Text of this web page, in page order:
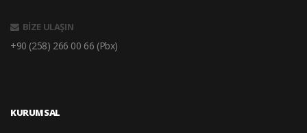
BİZE ULAŞIN
+90 (258) 266 00 66 (Pbx)
KURUMSAL